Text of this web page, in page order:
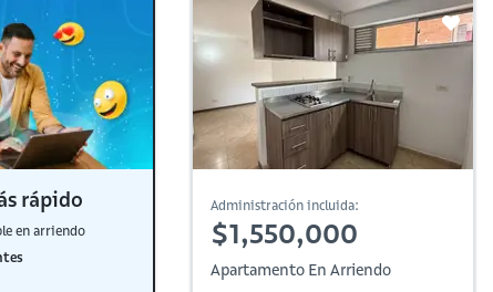
rápido
en arriendo
Administración incluida:
$1,550,000
Apartamento En Arriendo